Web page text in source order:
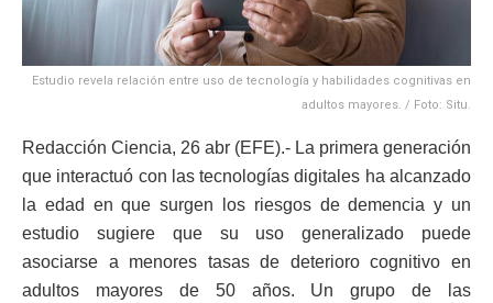
Estudio revela relación entre uso de tecnología y habilidades cognitivas en
adultos mayores. / Foto: Situ.
Redacción Ciencia, 26 abr (EFE).- La primera generación
que interactuó con las tecnologías digitales ha alcanzado
la edad en que surgen los riesgos de demencia y un
estudio sugiere que su uso generalizado puede
asociarse a menores tasas de deterioro cognitivo en
adultos mayores de 50 años. Un grupo de las